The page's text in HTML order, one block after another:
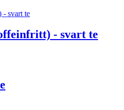
- svart te